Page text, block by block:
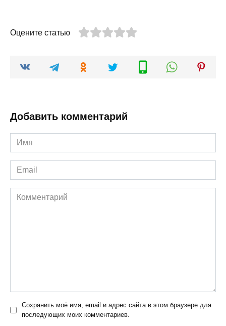
Оцените статью
Добавить комментарий
Имя
*
Email
*
Комментарий
Сохранить моё имя, email и адрес сайта в этом браузере для
последующих моих комментариев.